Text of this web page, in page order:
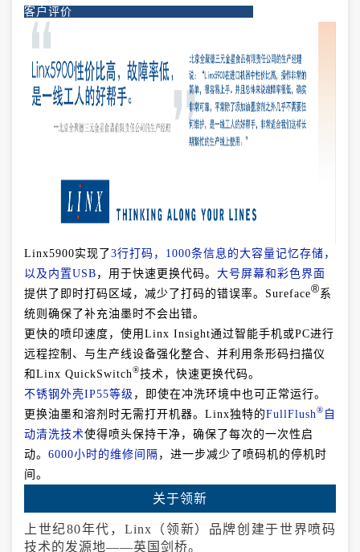
客户评价
Linx5900实现了3行打码，1000条信息的大容量记忆存储 ，
以及内置USB ，用于快速更换代码。 大号屏幕和彩色界面
提供了即 时打码区域，减少了打码的错误率。Sureface®系
统则确保了补充油墨时不会出错。
更快的喷印速度，使用Linx Insight通过智能手机或PC进行
远程控制、与生产线设备强化整合、并利用条形码扫描仪
和Linx QuickSwitch®技术，快速更换代码。
不锈钢外壳IP55等级 ，即使在冲洗环境中也可正常运行。
更换油墨和溶剂时无需打开机器。Linx独特的FullFlush® 自
动清洗技术使得喷头保持干净，确保了每次的一次性启
动。 6000小时的维修间隔 ，进一步减少了喷码机的停机时
间。
关于领新
上世纪80年代，Linx（领新）品牌创建于世界喷码
技术的发源地——英国剑桥。